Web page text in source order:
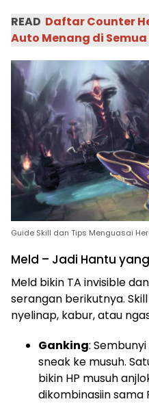
READ Daftar Counter
Auto Menang di Semua
Guide Skill dan Tips Menguasai
Meld – Jadi Hantu
Meld bikin TA invisible
serangan berikutnya.
nyelinap, kabur, atau
Ganking:
sneak ke musuh.
bikin HP musuh
dikombinasiin sama